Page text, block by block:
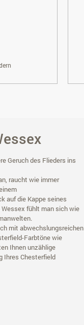
Geruch des Flieders ins
raucht wie immer
auf die Kappe seines
Wessex fühlt man sich wie
mit abwechslungsreichen
Farbtöne wie
Ihnen unzählige
Ihres Chesterfield